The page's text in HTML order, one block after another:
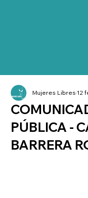
PÚBLICA -
BARRERA
Mujeres Libres12